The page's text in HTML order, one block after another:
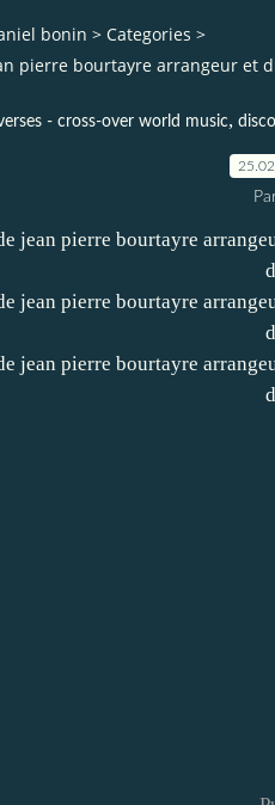
bonin > Categories >
pierre bourtayre arrangeur
- cross-over world music, disco